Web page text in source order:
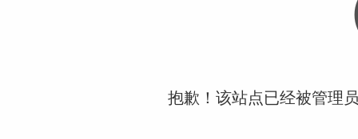
抱歉！该站点已经被管理